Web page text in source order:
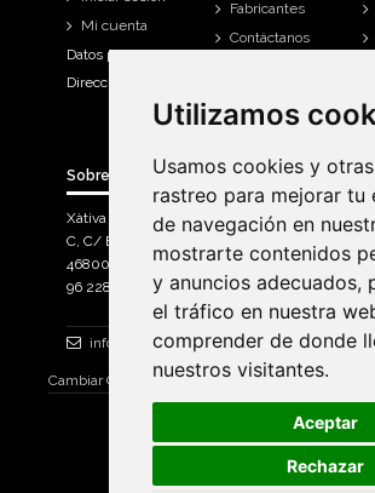
Utilizamos
Usamos cookies y
rastreo para mejorar tu
de navegación en
mostrarte contenidos
y anuncios adecuados,
el tráfico en nuestra
comprender de donde
nuestros visitantes.
Aceptar
Rechazar
Utilizamos
Usamos cookies y
rastreo para mejorar tu
de navegación en
mostrarte contenidos
y anuncios adecuados,
el tráfico en nuestra
comprender de donde
nuestros visitantes.
Aceptar
Rechazar
Mi cuenta
Datos personales
Direcciones
Fabricantes
Contáctanos
Sobre Bicicletas Sanchis
Xàtiva Polígon Industrial
C, C/ Braçal del Roncador nave 10. >
46800, Xàtiva.
96 228 71 23
info@bicicletassanchis.com
Cambiar Consentimiento de Cookies